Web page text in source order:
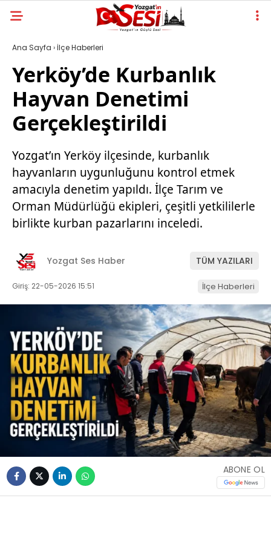
Ana Sayfa › İlçe Haberleri
Yerköy’de Kurbanlık
Hayvan Denetimi
Gerçekleştirildi
Yozgat’ın Yerköy ilçesinde, kurbanlık
hayvanların uygunluğunu kontrol etmek
amacıyla denetim yapıldı. İlçe Tarım ve
Orman Müdürlüğü ekipleri, çeşitli yetkililerle
birlikte kurban pazarlarını inceledi.
Yozgat Ses Haber TÜM YAZILARI
Giriş: 22-05-2026 15:51 İlçe Haberleri
ABONE OL